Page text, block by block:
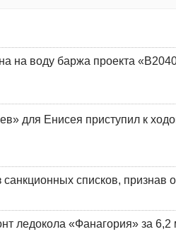
на воду баржа проекта
для Енисея приступил к
списков, признав
ледокола «Фанагория» за 6,2